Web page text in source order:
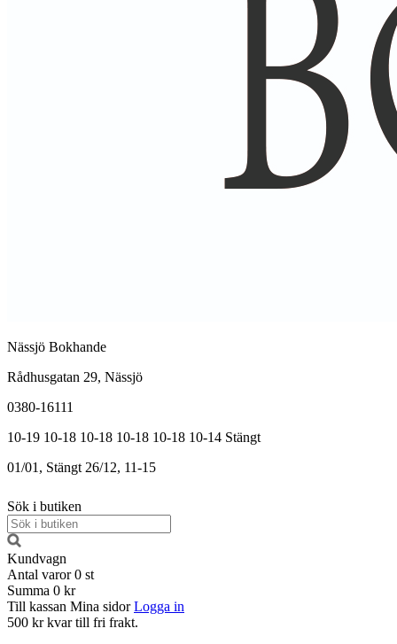
Nässjö Bokhande
Rådhusgatan 29, Nässjö
0380-16111
10-19 10-18 10-18 10-18 10-18 10-14 Stängt
01/01, Stängt 26/12, 11-15
Sök i butiken
Kundvagn
Antal varor 0 st
Summa 0 kr
Till kassan Mina sidor Logga in
500 kr kvar till fri frakt.